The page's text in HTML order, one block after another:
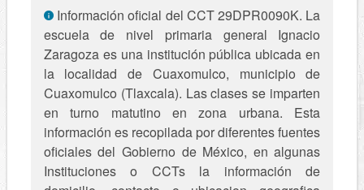
Información oficial del CCT 29DPR0090K. La
escuela de nivel primaria general Ignacio
Zaragoza es una institución pública ubicada en
la localidad de Cuaxomulco, municipio de
Cuaxomulco (Tlaxcala). Las clases se imparten
en turno matutino en zona urbana. Esta
información es recopilada por diferentes fuentes
oficiales del Gobierno de México, en algunas
Instituciones o CCTs la información de